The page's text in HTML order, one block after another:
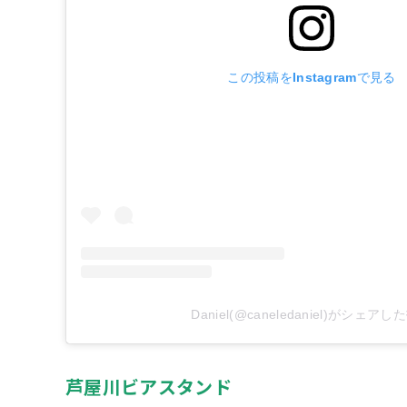
この投稿をInstagramで見る
Daniel(@caneledaniel)がシェアし
芦屋川ビアスタンド